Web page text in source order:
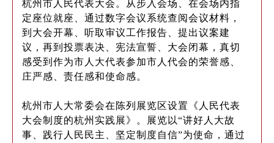
杭州市人民代表大会。从步入会场、在会场内指
定座位就座、通过数字会议系统查阅会议材料，
到大会开幕、听取审议工作报告、提出议案建
议，再到投票表决、宪法宣誓、大会闭幕，真切
感受到作为市人大代表参加市人代会的荣誉感、
庄严感、责任感和使命感。
杭州市人大常委会在陈列展览区设置《人民代表
大会制度的杭州实践展》。展览以“讲好人大故
事、践行人民民主、坚定制度自信”为使命，通过